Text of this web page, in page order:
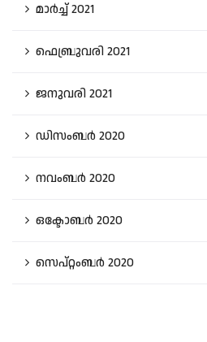
മാർച്ച്‌ 2021
ഫെബ്രുവരി 2021
ജനുവരി 2021
ഡിസംബർ 2020
നവംബർ 2020
ഒക്ടോബർ 2020
സെപ്റ്റംബർ 2020